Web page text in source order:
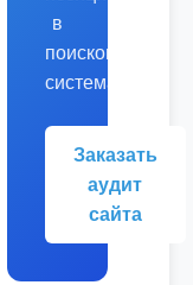
в
поисковых
системах.
Заказать
аудит
сайта